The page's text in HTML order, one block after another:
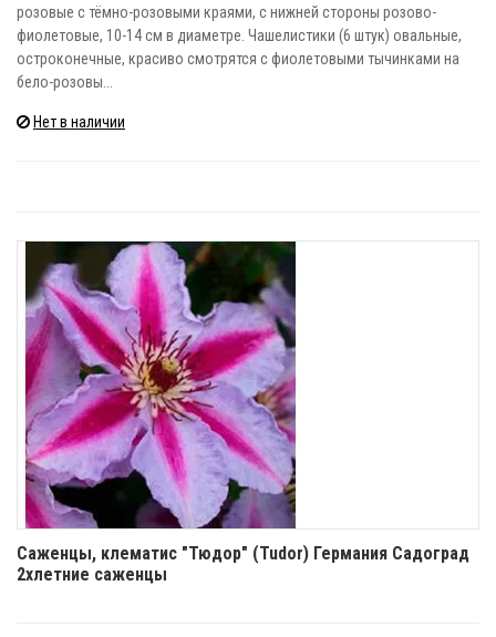
розовые с тёмно-розовыми краями, с нижней стороны розово-
фиолетовые, 10-14 см в диаметре. Чашелистики (6 штук) овальные,
остроконечные, красиво смотрятся с фиолетовыми тычинками на
бело-розовы...
Нет в наличии
Саженцы, клематис "Тюдор" (Tudor) Германия Садоград
2хлетние саженцы